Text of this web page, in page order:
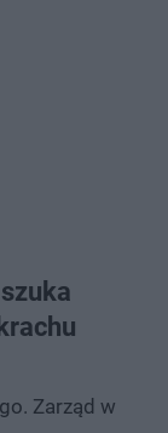
Zarząd w